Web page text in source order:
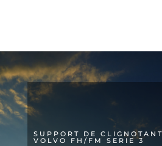
VOLVO
FH/FM
SERIE
3
SUPPORT DE
VOLVO FH/FM SERIE 3